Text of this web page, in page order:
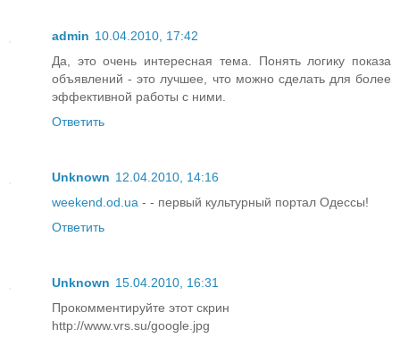
admin 10.04.2010, 17:42
Да, это очень интересная тема. Понять логику показа
объявлений - это лучшее, что можно сделать для более
эффективной работы с ними.
Ответить
Unknown 12.04.2010, 14:16
weekend.od.ua - - первый культурный портал Одессы!
Ответить
Unknown 15.04.2010, 16:31
Прокомментируйте этот скрин
http://www.vrs.su/google.jpg